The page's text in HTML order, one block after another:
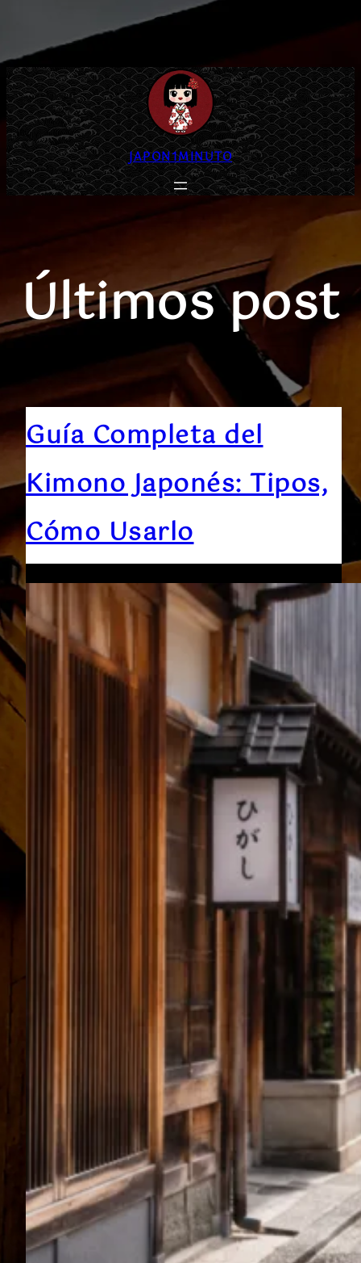
Saltar
al
contenido
JAPON1MINUTO
Últimos post
Guía Completa del
Kimono Japonés: Tipos,
Cómo Usarlo